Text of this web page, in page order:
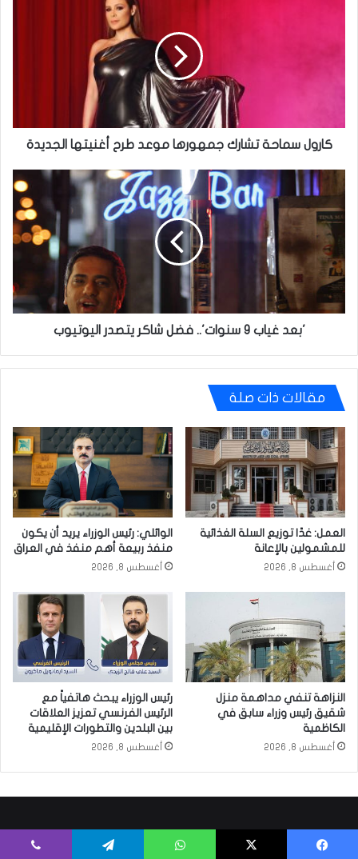
كارول سماحة تشارك جمهورها موعد طرح أغنيتها الجديدة
'بعد
غياب
9
سنوات'..
فضل
شاكر
يتصدر
اليوتيوب
'بعد غياب 9 سنوات'.. فضل شاكر يتصدر اليوتيوب
مقالات ذات صلة
العمل: غدًا توزيع السلة الغذائية
للمشمولين بالإعانة
أغسطس 8, 2026
الوائلي: رئيس الوزراء يريد أن يكون
منفذ ربيعة أهم منفذ في العراق
أغسطس 8, 2026
النزاهة تنفي مداهمة منزل
شقيق رئيس وزراء سابق في
الكاظمية
أغسطس 8, 2026
رئيس الوزراء يبحث هاتفياً مع
الرئيس الفرنسي تعزيز العلاقات
بين البلدين والتطورات الإقليمية
أغسطس 8, 2026